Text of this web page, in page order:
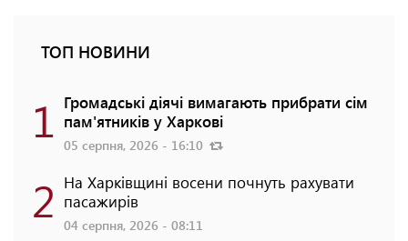
ТОП НОВИНИ
1 Громадські діячі вимагають прибрати сім
пам'ятників у Харкові
05 серпня, 2026 - 16:10
2 На Харківщині восени почнуть рахувати
пасажирів
04 серпня, 2026 - 08:11